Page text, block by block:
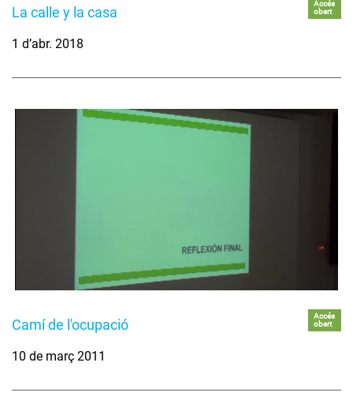
La calle y la casa
Accés
obert
1 d’abr. 2018
Camí de l'ocupació
Accés
obert
10 de març 2011